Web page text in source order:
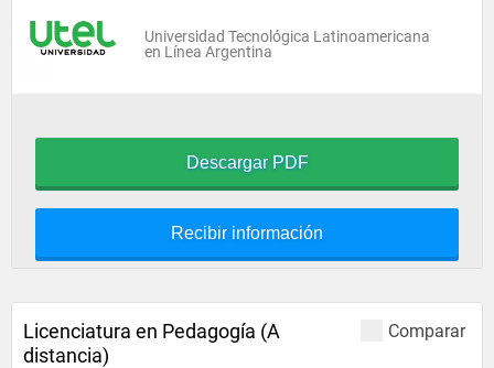
Universidad Tecnológica Latinoamericana
en Línea Argentina
Descargar PDF
Recibir información
Comparar
Licenciatura en Pedagogía (A
distancia)